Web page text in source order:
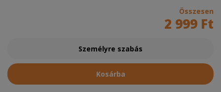
Összesen
2 999 Ft
Személyre szabás
Kosárba